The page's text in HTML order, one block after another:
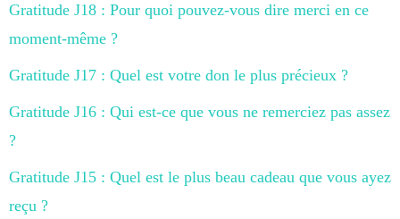
Gratitude J18 : Pour quoi pouvez-vous dire merci en ce
moment-même ?
Gratitude J17 : Quel est votre don le plus précieux ?
Gratitude J16 : Qui est-ce que vous ne remerciez pas assez
?
Gratitude J15 : Quel est le plus beau cadeau que vous ayez
reçu ?